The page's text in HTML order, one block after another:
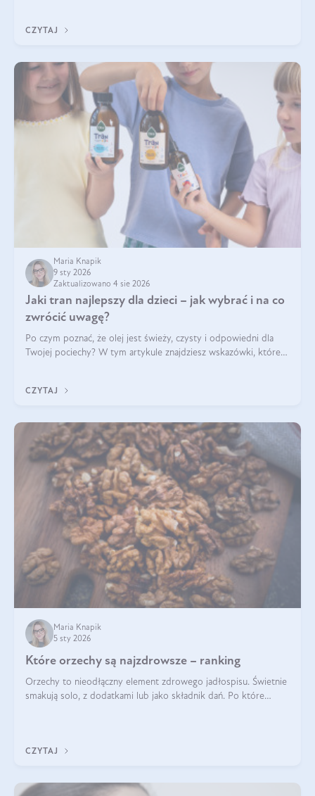
CZYTAJ
Maria Knapik
9 sty 2026
Zaktualizowano 4 sie 2026
Jaki tran najlepszy dla dzieci – jak wybrać i na co
zwrócić uwagę?
Po czym poznać, że olej jest świeży, czysty i odpowiedni dla
Twojej pociechy? W tym artykule znajdziesz wskazówki, które
CZYTAJ
Maria Knapik
5 sty 2026
Które orzechy są najzdrowsze – ranking
Orzechy to nieodłączny element zdrowego jadłospisu. Świetnie
smakują solo, z dodatkami lub jako składnik dań. Po które
CZYTAJ